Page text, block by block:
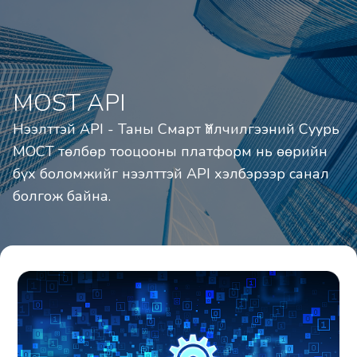
MOST API
Нээлттэй API - Таны Смарт Үйлчилгээний Суурь
МОСТ төлбөр тооцооны платформ нь өөрийн
бүх боломжийг нээлттэй API хэлбэрээр санал
болгож байна.